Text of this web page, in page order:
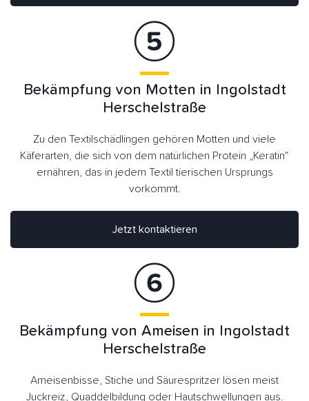
Bekämpfung von Motten in Ingolstadt
Herschelstraße
Zu den Textilschädlingen gehören Motten und viele
Käferarten, die sich von dem natürlichen Protein „Keratin“
ernähren, das in jedem Textil tierischen Ursprungs
vorkommt.
Jetzt kontaktieren
Bekämpfung von Ameisen in Ingolstadt
Herschelstraße
Ameisenbisse, Stiche und Säurespritzer lösen meist
Juckreiz, Quaddelbildung oder Hautschwellungen aus.